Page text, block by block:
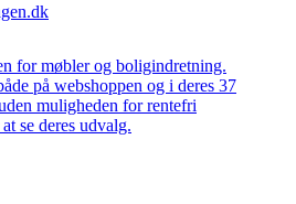
for møbler og boligindretning.
på webshoppen og i deres 37
muligheden for rentefri
se deres udvalg.